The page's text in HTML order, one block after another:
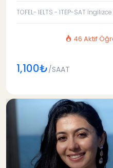
TOFEL- IELTS - ITEP-SAT
46 Aktif
1,100₺/SAAT